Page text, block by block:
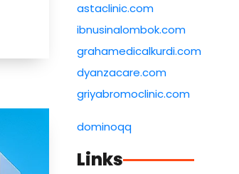
astaclinic.com
ibnusinalombok.com
grahamedicalkurdi.com
dyanzacare.com
griyabromoclinic.com
dominoqq
Links